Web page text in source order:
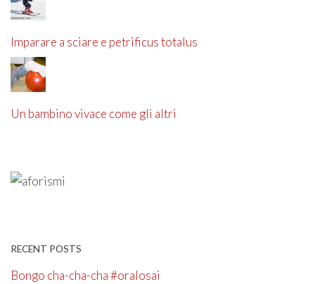
Imparare a sciare e petrificus totalus
Un bambino vivace come gli altri
RECENT POSTS
Bongo cha-cha-cha #oralosai